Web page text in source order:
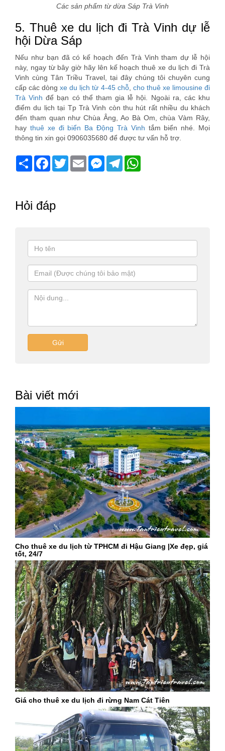
Các sản phẩm từ dừa Sáp Trà Vinh
5. Thuê xe du lịch đi Trà Vinh dự lễ
hội Dừa Sáp
Nếu như bạn đã có kế hoạch đến Trà Vinh tham dự lễ hội
này, ngay từ bây giờ hãy lên kế hoạch thuê xe du lịch đi Trà
Vinh cùng Tân Triều Travel, tại đây chúng tôi chuyên cung
cấp các dòngxe du lịch từ 4-45 chỗ, cho thuê xe limousine đi
Trà Vinh để bạn có thể tham gia lễ hội. Ngoài ra, các khu
điểm du lịch tại Tp Trà Vinh còn thu hút rất nhiều du khách
đến tham quan như Chùa Âng, Ao Bà Om, chùa Vàm Rây,
hay thuê xe đi biển Ba Động Trà Vinh tắm biển nhé. Mọi
thông tin xin gọi 0906035680 để được tư vấn hỗ trợ.
Share Facebook
TwitterEmail Messenger
Telegram
Hỏi đáp
Gửi
Bài viết mới
Cho thuê xe du lịch từ TPHCM đi Hậu Giang |Xe đẹp, giá
tốt, 24/7
Giá cho thuê xe du lịch đi rừng Nam Cát Tiên